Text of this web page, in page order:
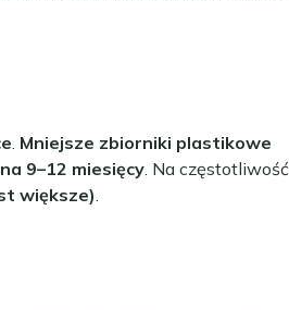
Mniejsze zbiorniki plastikowe
9–12 miesięcy . Na częstotliwość
większe)